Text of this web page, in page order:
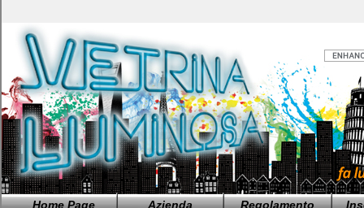
Home Page Azienda Regolamento